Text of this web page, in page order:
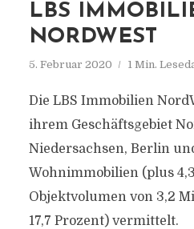
LBS
NORDWEST
5. Februar 2020 1 Min.
Die LBS Immobilien
ihrem Geschäftsgebiet
Niedersachsen, Berlin
Wohnimmobilien (plus
Objektvolumen von 3,2
17,7 Prozent) vermittelt.